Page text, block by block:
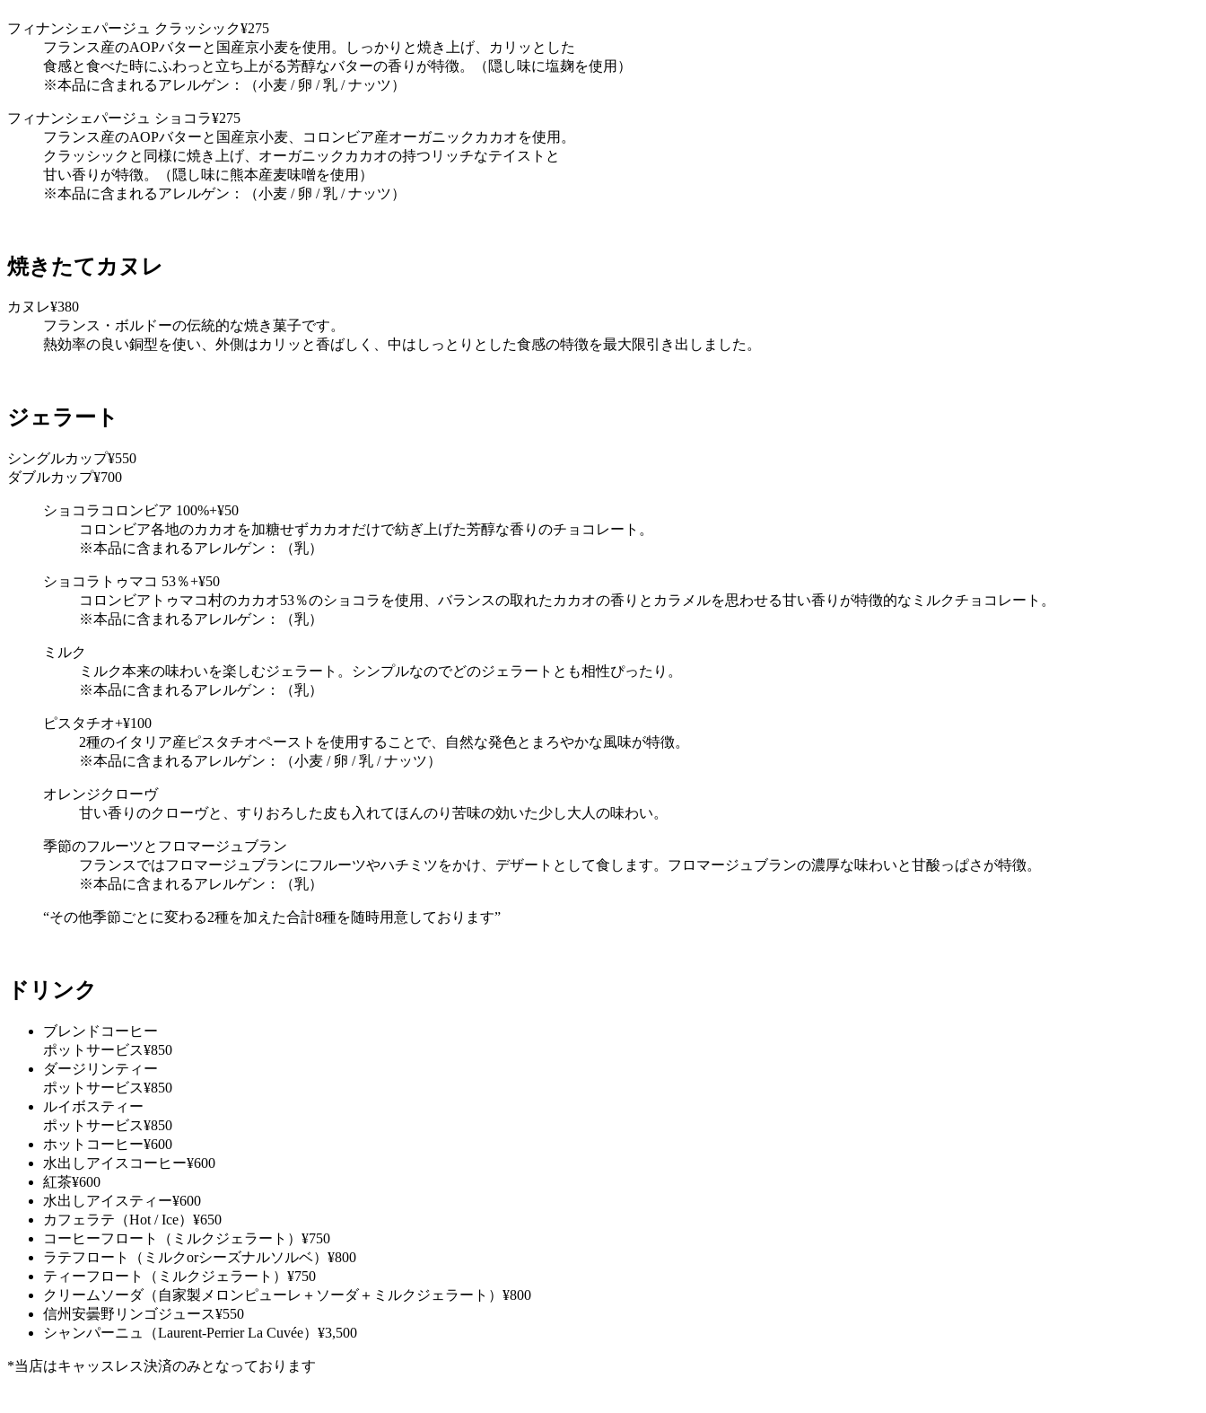
フィナンシェパージュ クラッシック¥275
フランス産のAOPバターと国産京小⻨を使用。しっかりと焼き上げ、カリッとした
食感と食べた時にふわっと立ち上がる芳醇なバターの香りが特徴。（隠し味に塩麹を使用）
※本品に含まれるアレルゲン：（小⻨ / 卵 / 乳 / ナッツ）
フィナンシェパージュ ショコラ¥275
フランス産のAOPバターと国産京小⻨、コロンビア産オーガニックカカオを使用。
クラッシックと同様に焼き上げ、オーガニックカカオの持つリッチなテイストと
甘い香りが特徴。（隠し味に熊本産⻨味噌を使用）
※本品に含まれるアレルゲン：（小⻨ / 卵 / 乳 / ナッツ）
焼きたてカヌレ
カヌレ¥380
フランス・ボルドーの伝統的な焼き菓子です。
熱効率の良い銅型を使い、外側はカリッと香ばしく、中はしっとりとした食感の特徴を最大限引き出しました。
ジェラート
シングルカップ¥550
ダブルカップ¥700
ショコラコロンビア 100%+¥50
コロンビア各地のカカオを加糖せずカカオだけで紡ぎ上げた芳醇な香りのチョコレート。
※本品に含まれるアレルゲン：（乳）
ショコラトゥマコ 53％+¥50
コロンビアトゥマコ村のカカオ53％のショコラを使用、バランスの取れたカカオの香りとカラメルを思わせる甘い香りが特徴的なミルクチョコレート。
※本品に含まれるアレルゲン：（乳）
ミルク
ミルク本来の味わいを楽しむジェラート。シンプルなのでどのジェラートとも相性ぴったり。
※本品に含まれるアレルゲン：（乳）
ピスタチオ+¥100
2種のイタリア産ピスタチオペーストを使用することで、自然な発色とまろやかな風味が特徴。
※本品に含まれるアレルゲン：（小⻨ / 卵 / 乳 / ナッツ）
オレンジクローヴ
甘い香りのクローヴと、すりおろした皮も入れてほんのり苦味の効いた少し大人の味わい。
季節のフルーツとフロマージュブラン
フランスではフロマージュブランにフルーツやハチミツをかけ、デザートとして食します。フロマージュブランの濃厚な味わいと甘酸っぱさが特徴。
※本品に含まれるアレルゲン：（乳）
“その他季節ごとに変わる2種を加えた合計8種を随時用意しております”
ドリンク
ブレンドコーヒー
ポットサービス¥850
ダージリンティー
ポットサービス¥850
ルイボスティー
ポットサービス¥850
ホットコーヒー¥600
水出しアイスコーヒー¥600
紅茶¥600
水出しアイスティー¥600
カフェラテ（Hot / Ice） ¥650
コーヒーフロート（ミルクジェラート） ¥750
ラテフロート（ミルクorシーズナルソルベ） ¥800
ティーフロート（ミルクジェラート） ¥750
クリームソーダ（自家製メロンピューレ＋ソーダ＋ミルクジェラート） ¥800
信州安曇野リンゴジュース¥550
シャンパーニュ（Laurent-Perrier La Cuvée） ¥3,500
*当店はキャッスレス決済のみとなっております